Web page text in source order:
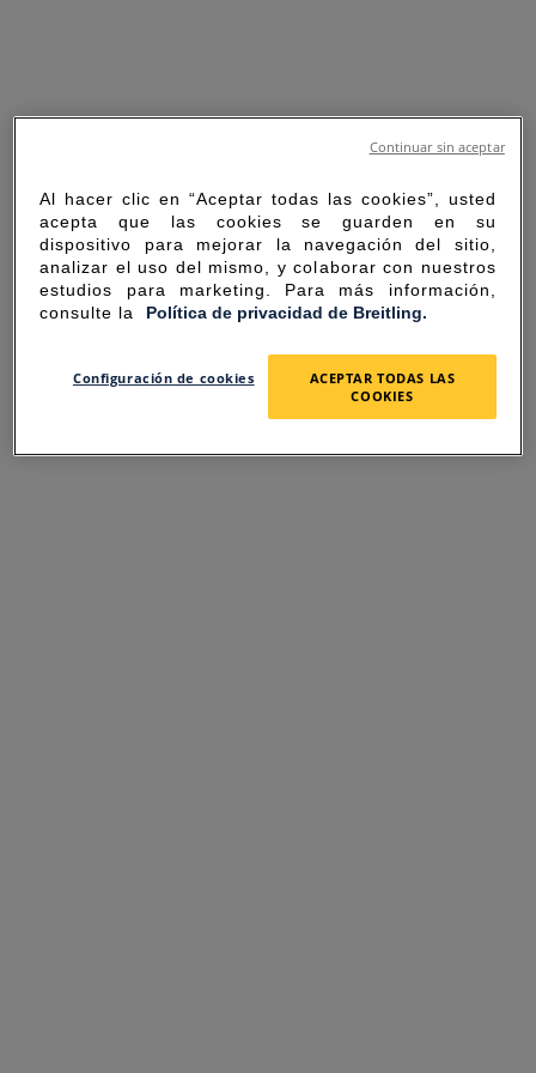
SORRY FOR THE
INCONVENIENCE
Al hacer clic en “Aceptar todas las cookies”, usted
acepta que las cookies se guarden en su
dispositivo para mejorar la navegación del sitio,
analizar el uso del mismo, y colaborar con nuestros
estudios para marketing. Para más información,
consulte la Política de privacidad de Breitling.
Configuración de cookies
ACEPTAR TODAS LAS
COOKIES
Continuar sin aceptar